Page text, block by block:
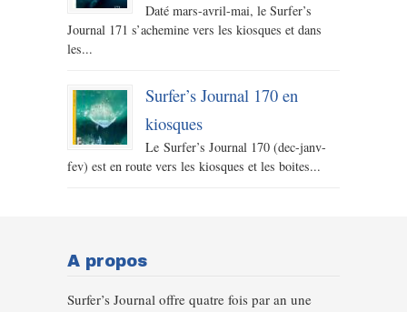
Daté mars-avril-mai, le Surfer’s
Journal 171 s’achemine vers les kiosques et dans
les...
Surfer’s Journal 170 en
kiosques
Le Surfer’s Journal 170 (dec-janv-
fev) est en route vers les kiosques et les boites...
A propos
Surfer’s Journal offre quatre fois par an une